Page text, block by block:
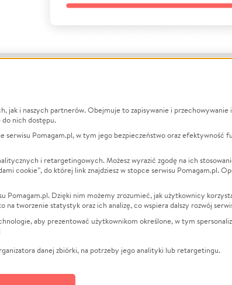
NGO
Pomagam.pl
Zbieraj na
Leczenie
Zwierzęta
Pożar
Sport
Pomoc Finansowa
Pogrzeb
jak i naszych partnerów. Obejmuje to zapisywanie i
do nich dostępu.
Pomagam.pl, w tym jego bezpieczeństwo oraz efektywność
i retargetingowych. Możesz wyrazić zgodę na ich
cookie”, do której link znajdziesz w stopce serwisu Pomagam.pl.
Dzięki nim możemy zrozumieć, jak użytkownicy
na tworzenie statystyk oraz ich analizę, co wspiera dalszy rozwój
aby prezentować użytkownikom określone, w tym
danej zbiórki, na potrzeby jego analityki lub retargetingu.